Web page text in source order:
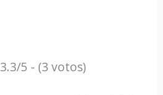
3.3/5 - (3 votos)